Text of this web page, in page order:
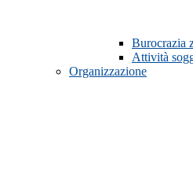
Burocrazia
Attività
Organizzazione